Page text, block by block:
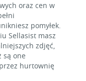
oraz cen w
pomyłek.
Sellasist masz
zdjęć,
są one
hurtownię